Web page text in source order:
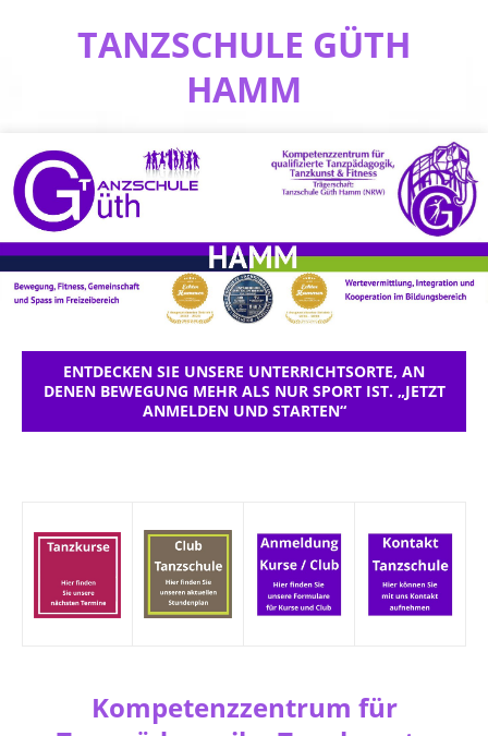
TANZSCHULE GÜTH
HAMM
ENTDECKEN SIE UNSERE UNTERRICHTSORTE, AN
DENEN BEWEGUNG MEHR ALS NUR SPORT IST. „JETZT
ANMELDEN UND STARTEN“
Kompetenzzentrum für